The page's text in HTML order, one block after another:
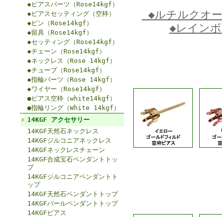
◆ピアスパーツ（Rose14kgf）
◆ピアスセッティング（空枠）
◆ピン（Rose14kgf）
◆留具（Rose14kgf）
◆セッティング（Rose14kgf）
◆チェーン（Rose14kgf）
◆ネックレス（Rose 14kgf）
◆チューブ（Rose14kgf）
◆指輪パーツ（Rose 14kgf）
◆ワイヤー（Rose14kgf）
●ピアス空枠（white14kgf）
●指輪リング（White 14kgf）
14KGF アクセサリー
14KGF天然石ネックレス
14KGFジルコニアネックレス
14KGFネックレスチェーン
14KGF合成宝石ペンダントトッ
プ
14KGFジルコニアペンダントト
ップ
14KGF天然石ペンダントトップ
14KGFパールペンダントトップ
14KGFピアス
◆ルチルクオ
◆レイン